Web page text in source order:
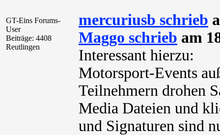
GT-Eins Forums-
User
Beiträge: 4408
Reutlingen
mercuriusb schrieb
Maggo schrieb am
Interessant hierzu:
Motorsport-Events
Teilnehmern drohen
Media Dateien und
und Signaturen sind